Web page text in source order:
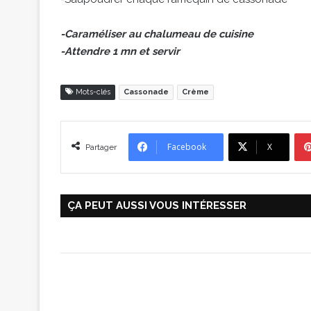
-Caraméliser au chalumeau de cuisine
-Attendre 1 mn et servir
Mots-clés Cassonade Crème
Partager Facebook X
ÇA PEUT AUSSI VOUS INTÉRESSER